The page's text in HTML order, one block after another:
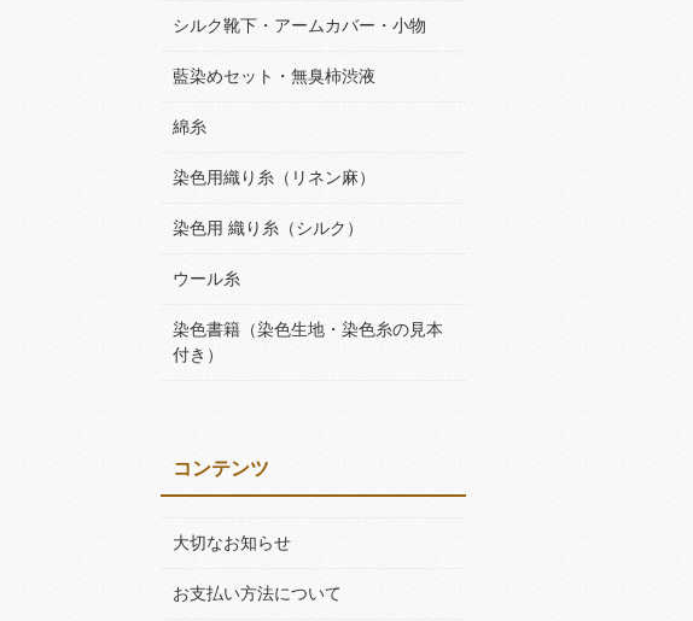
シルク靴下・アームカバー・小物
藍染めセット・無臭柿渋液
綿糸
染色用織り糸（リネン麻）
染色用 織り糸（シルク）
ウール糸
染色書籍（染色生地・染色糸の見本
付き）
コンテンツ
大切なお知らせ
お支払い方法について